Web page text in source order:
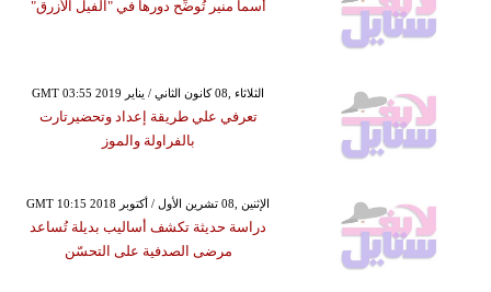
أسما منير تُوضِّح دورها في "الفيل الأزرق"
GMT 03:55 2019 الثلاثاء ,08 كانون الثاني / يناير
تعرفي علي طريقة إعداد وتحضيرتارت
بالفراولة والموز
GMT 10:15 2018 الإثنين ,08 تشرين الأول / أكتوبر
دراسة حديثة تكشف أساليب بديلة تُساعد
مرضى الصدفية على التحسّن